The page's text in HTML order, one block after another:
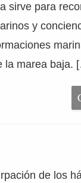
sirve para
y
la marea baja.
de los